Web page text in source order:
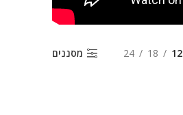
12
18
24 מסננים